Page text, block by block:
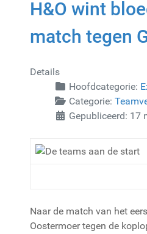
H&O wint
match tegen
Details
Hoofdcategorie:
Categorie:
Gepubliceerd: 17
Naar de match van het
Oostermoer tegen de